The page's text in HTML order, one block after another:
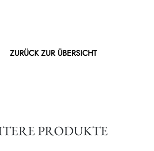
ZURÜCK ZUR ÜBERSICHT
PRODUKTE